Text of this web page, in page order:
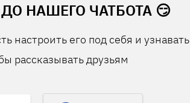
НАШЕГО ЧАТБОТА 😏
настроить его под себя и узнавать
рассказывать друзьям